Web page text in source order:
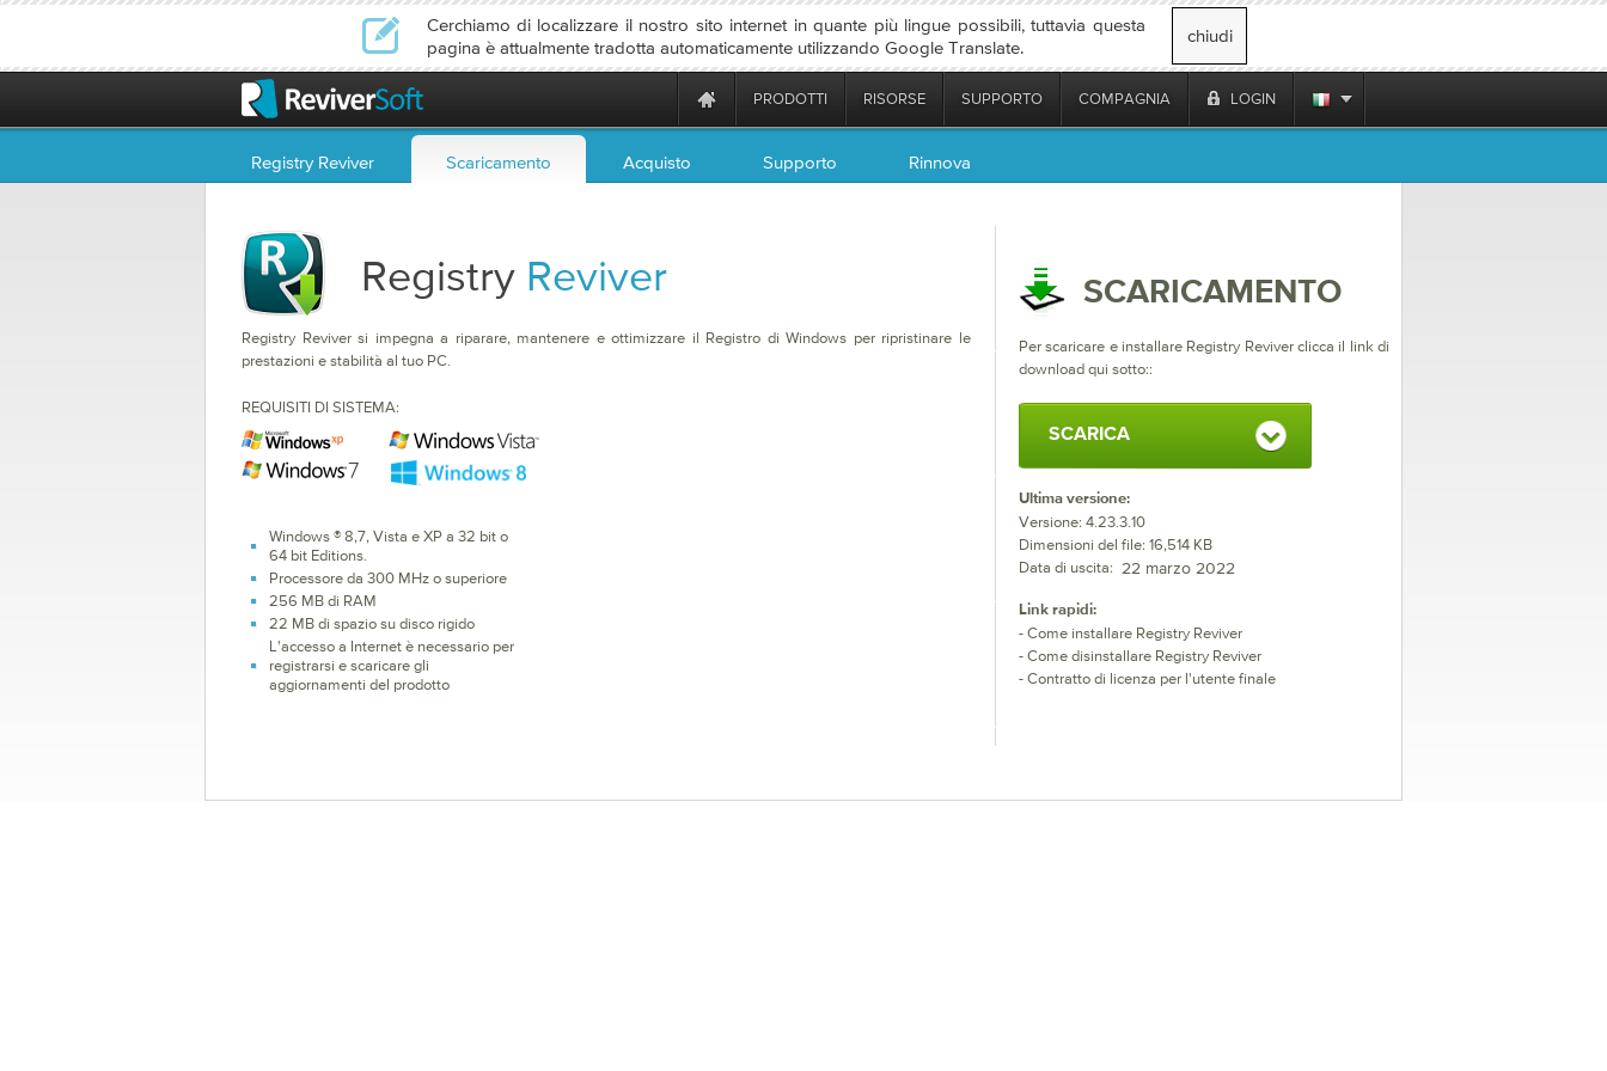
Cerchiamo di localizzare il nostro sito internet in quante più lingue possibili, tuttavia questa
pagina è attualmente tradotta automaticamente utilizzando Google Translate.
chiudi
PRODOTTI RISORSE SUPPORTO COMPAGNIA LOGIN
Registry Reviver Scaricamento Acquisto Supporto Rinnova
Registry Reviver
Registry Reviver si impegna a riparare, mantenere e ottimizzare il Registro di Windows per ripristinare le
prestazioni e stabilità al tuo PC.
REQUISITI DI SISTEMA:
Windows ® 8,7, Vista e XP a 32 bit o
64 bit Editions.
Processore da 300 MHz o superiore
256 MB di RAM
22 MB di spazio su disco rigido
L'accesso a Internet è necessario per
registrarsi e scaricare gli
aggiornamenti del prodotto
SCARICAMENTO
Per scaricare e installare Registry Reviver clicca il link di
download qui sotto::
SCARICA
Ultima versione:
Versione: 4.23.3.10
Dimensioni del file: 16,514 KB
Data di uscita: 22 marzo 2022
Link rapidi:
- Come installare Registry Reviver
- Come disinstallare Registry Reviver
- Contratto di licenza per l'utente finale